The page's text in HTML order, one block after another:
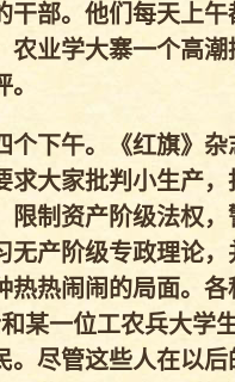
干部。他们每天上午
农业学大寨一个高潮
个下午。《红旗》杂
求大家批判小生产，
限制资产阶级法权，
无产阶级专政理论，
热闹闹的局面。各
某一位工农兵大学
。尽管这些人在以后